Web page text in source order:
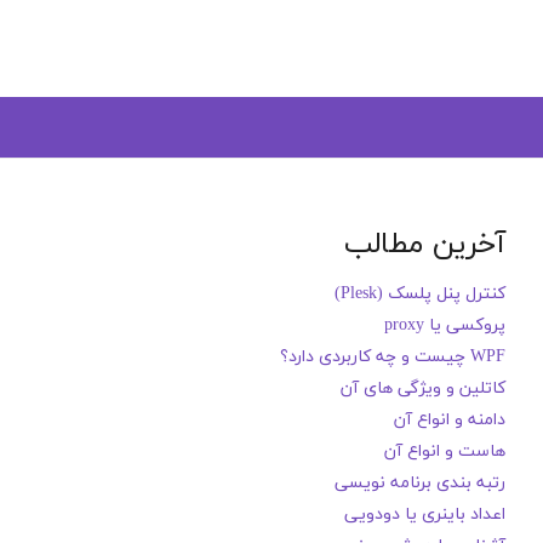
آخرین مطالب
کنترل پنل پلسک (Plesk)
پروکسی یا proxy
WPF چیست و چه کاربردی دارد؟
کاتلین و ویژگی های آن
دامنه و انواع آن
هاست و انواع آن
رتبه بندی برنامه نویسی
اعداد باینری یا دودویی